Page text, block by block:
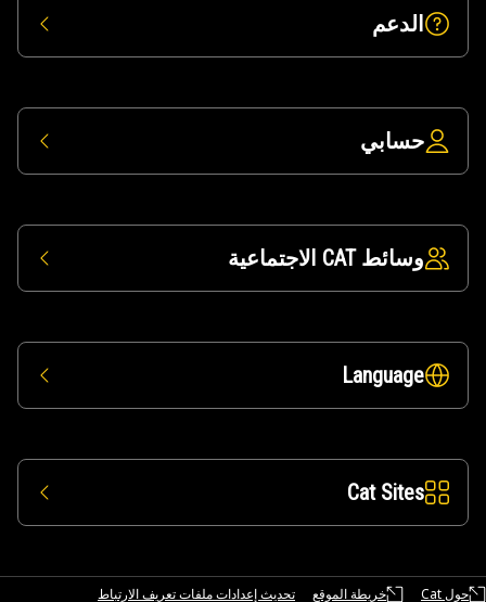
الدعم
حسابي
وسائط CAT الاجتماعية
Language
Cat Sites
حول Cat خريطة الموقع تحديث إعدادات ملفات تعريف الارتباط